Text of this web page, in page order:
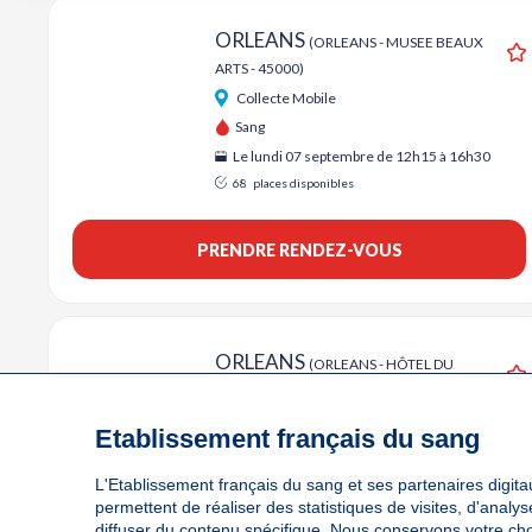
ORLEANS (ORLEANS - MUSEE BEAUX
ARTS - 45000)
Collecte Mobile
Sang
Le lundi 07 septembre de 12h15 à 16h30
68 places disponibles
PRENDRE RENDEZ-VOUS
ORLEANS (ORLEANS - HÔTEL DU
Sang
Le mardi 15 septembre de 09h à 12h30
54 places disponibles
Etablissement français du sang
L'Etablissement français du sang et ses partenaires
permettent de réaliser des statistiques de visites,